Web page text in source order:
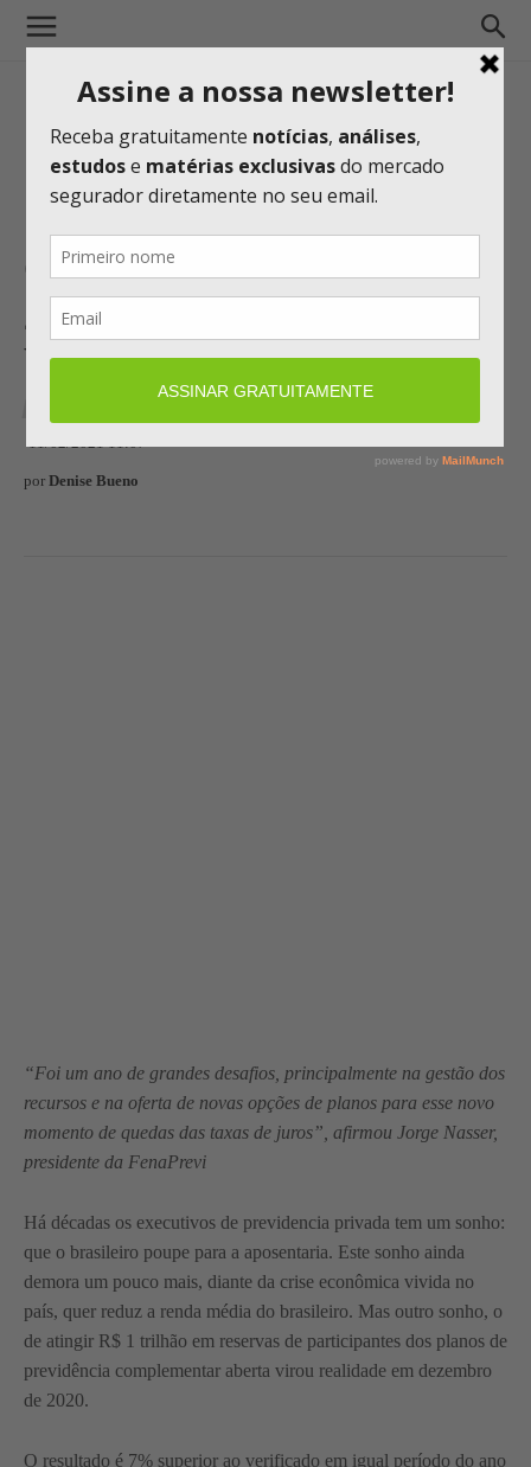
O sonho virou realidade em
2020: Previdência Aberta
bate R$ 1 trilhão em reservas
por Denise Bueno
“Foi um ano de grandes desafios, principalmente na gestão dos
recursos e na oferta de novas opções de planos para esse novo
momento de quedas das taxas de juros”, afirmou Jorge Nasser,
presidente da FenaPrevi
Há décadas os executivos de previdencia privada tem um sonho:
que o brasileiro poupe para a aposentaria. Este sonho ainda
demora um pouco mais, diante da crise econômica vivida no
país, quer reduz a renda média do brasileiro. Mas outro sonho, o
de atingir R$ 1 trilhão em reservas de participantes dos planos de
previdência complementar aberta virou realidade em dezembro
de 2020.
O resultado é 7% superior ao verificado em igual período do ano